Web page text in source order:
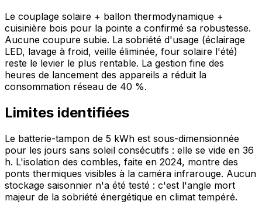
Le couplage solaire + ballon thermodynamique +
cuisinière bois pour la pointe a confirmé sa robustesse.
Aucune coupure subie. La sobriété d'usage (éclairage
LED, lavage à froid, veille éliminée, four solaire l'été)
reste le levier le plus rentable. La gestion fine des
heures de lancement des appareils a réduit la
consommation réseau de 40 %.
Limites identifiées
Le batterie-tampon de 5 kWh est sous-dimensionnée
pour les jours sans soleil consécutifs : elle se vide en 36
h. L'isolation des combles, faite en 2024, montre des
ponts thermiques visibles à la caméra infrarouge. Aucun
stockage saisonnier n'a été testé : c'est l'angle mort
majeur de la sobriété énergétique en climat tempéré.